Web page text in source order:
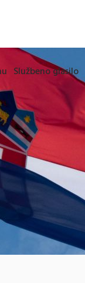
Službeno glasilo